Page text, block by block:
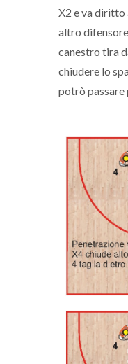
X2 e va diritto
altro
canestro tira
chiudere lo
potrò passare